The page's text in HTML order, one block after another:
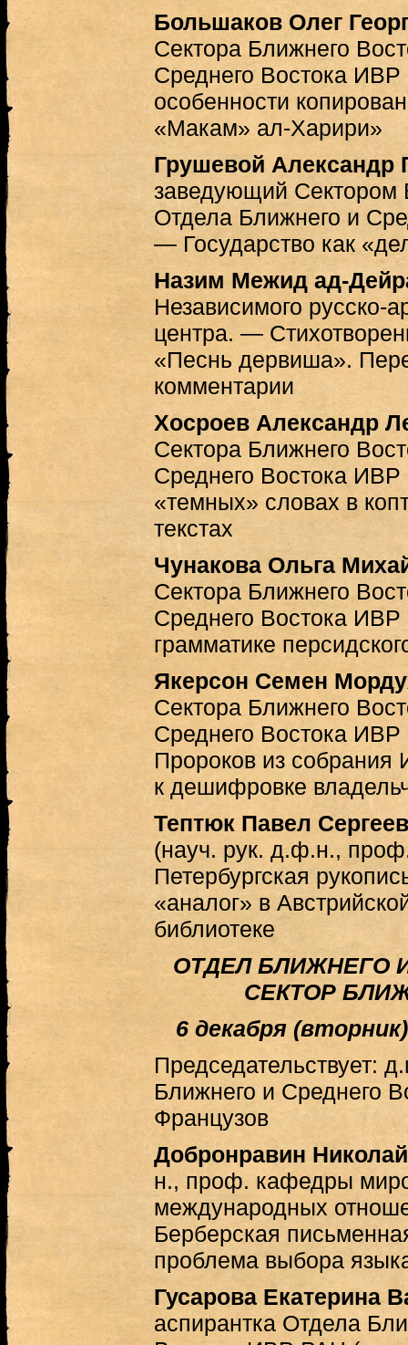
Большаков Олег
Сектора Ближнего
Среднего Востока
особенности
«Макам» ал-Харири»
Грушевой Александр
заведующий Сектором
Отдела Ближнего и
— Государство как
Назим Межид ад-
Независимого русско-
центра. —
«Песнь дервиша».
комментарии
Хосроев Александр
Сектора Ближнего
Среднего Востока
«темных» словах в
текстах
Чунакова Ольга
Сектора Ближнего
Среднего Востока
грамматике
Якерсон Семен
Сектора Ближнего
Среднего Востока
Пророков из
к дешифровке
Тептюк Павел
(науч. рук. д.ф.н.,
Петербургская
«аналог» в
библиотеке
ОТДЕЛ БЛИЖНЕГО
СЕКТОР
6 декабря
Председательствует:
Ближнего и Среднего
Французов
Добронравин
н., проф. кафедры
международных
Берберская
проблема выбора
Гусарова Екатерина
аспирантка Отдела